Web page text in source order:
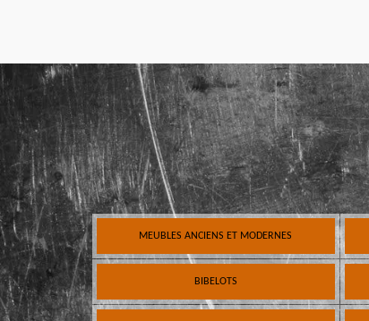
MEUBLES ANCIENS ET MODERNES
BIBELOTS